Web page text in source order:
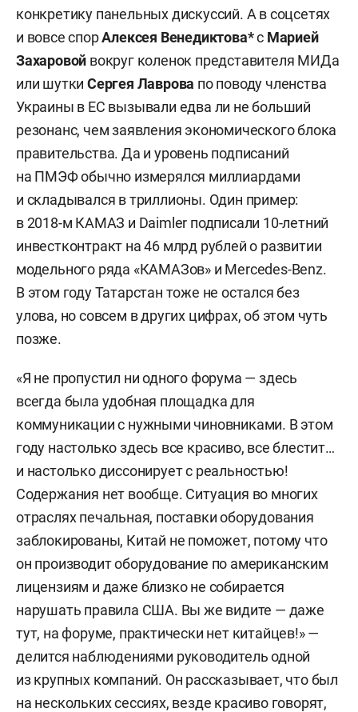
конкретику панельных дискуссий. А в соцсетях
и вовсе спорАлексея Венедиктова*с Марией
Захаровой вокруг коленок представителя МИДа
или шуткиСергея Лаврова по поводу членства
Украины в ЕС вызывали едва ли не больший
резонанс, чем заявления экономического блока
правительства. Да и уровень подписаний
на ПМЭФ обычно измерялся миллиардами
и складывался в триллионы. Один пример:
в 2018-м КАМАЗ и Daimler подписали 10-летний
инвестконтракт на 46 млрд рублей о развитии
модельного ряда «КАМАЗов» и Mercedes-Benz.
В этом году Татарстан тоже не остался без
улова, но совсем в других цифрах, об этом чуть
позже.
«Я не пропустил ни одного форума — здесь
всегда была удобная площадка для
коммуникации с нужными чиновниками. В этом
году настолько здесь все красиво, все блестит…
и настолько диссонирует с реальностью!
Содержания нет вообще. Ситуация во многих
отраслях печальная, поставки оборудования
заблокированы, Китай не поможет, потому что
он производит оборудование по американским
лицензиям и даже близко не собирается
нарушать правила США. Вы же видите — даже
тут, на форуме, практически нет китайцев!» —
делится наблюдениями руководитель одной
из крупных компаний. Он рассказывает, что был
на нескольких сессиях, везде красиво говорят,